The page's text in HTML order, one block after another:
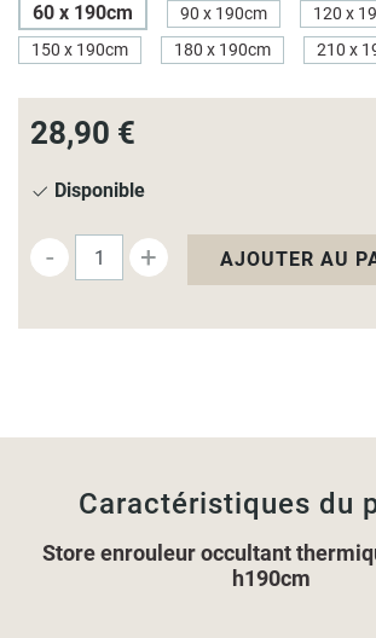
60 x 190cm 90 x 190cm
120 x
150 x 190cm
180 x 190cm 210 x
28,90 €
Disponible
- + AJOUTER AU
Caractéristiques du
Store enrouleur occultant
h190cm